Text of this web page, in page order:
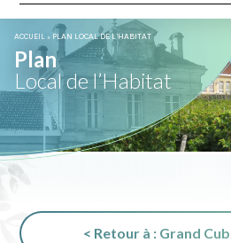
ACCUEIL » PLAN LOCAL DE L’HABITAT
Plan
Local de l’Habitat
< Retour à : Grand